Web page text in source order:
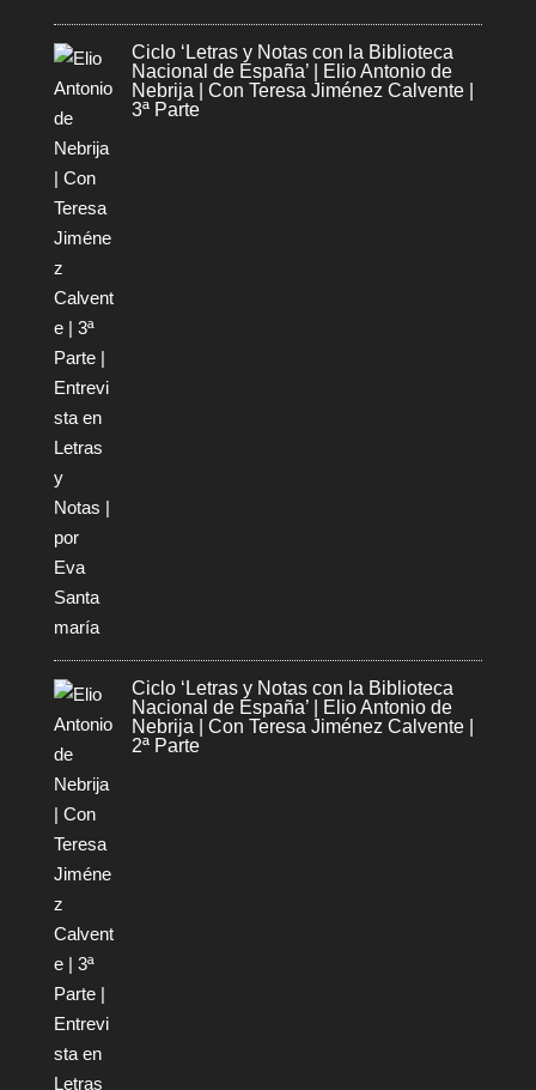
Ciclo ‘Letras y Notas con la Biblioteca
Nacional de España’ | Elio Antonio de
Nebrija | Con Teresa Jiménez Calvente |
3ª Parte
Ciclo ‘Letras y Notas con la Biblioteca
Nacional de España’ | Elio Antonio de
Nebrija | Con Teresa Jiménez Calvente |
2ª Parte